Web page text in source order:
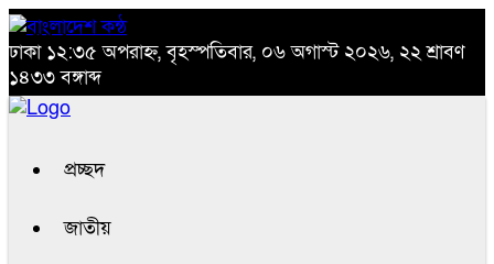
ঢাকা ১২:৩৫ অপরাহ্ন, বৃহস্পতিবার, ০৬ অগাস্ট ২০২৬, ২২ শ্রাবণ
১৪৩৩ বঙ্গাব্দ
প্রচ্ছদ
জাতীয়